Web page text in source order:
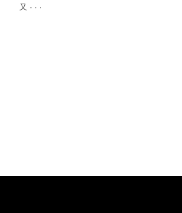
又 · · ·